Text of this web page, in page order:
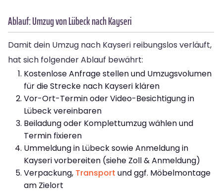
Ablauf: Umzug von Lübeck nach Kayseri
Damit dein Umzug nach Kayseri reibungslos verläuft,
hat sich folgender Ablauf bewährt:
Kostenlose Anfrage stellen und Umzugsvolumen
für die Strecke nach Kayseri klären
Vor-Ort-Termin oder Video-Besichtigung in
Lübeck vereinbaren
Beiladung oder Komplettumzug wählen und
Termin fixieren
Ummeldung in Lübeck sowie Anmeldung in
Kayseri vorbereiten (siehe Zoll & Anmeldung)
Verpackung, Transport und ggf. Möbelmontage
am Zielort